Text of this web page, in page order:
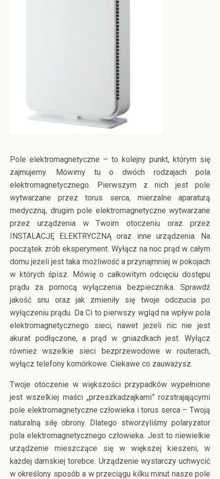
Pole elektromagnetyczne – to kolejny punkt, którym się
zajmujemy. Mówimy tu o dwóch rodzajach pola
elektromagnetycznego. Pierwszym z nich jest pole
wytwarzane przez torus serca, mierzalne aparaturą
medyczną, drugim pole elektromagnetyczne wytwarzane
przez urządzenia w Twoim otoczeniu oraz przez
INSTALACJĘ ELEKTRYCZNĄ oraz inne urządzenia. Na
początek zrób eksperyment. Wyłącz na noc prąd w całym
domu jeżeli jest taka możliwość a przynajmniej w pokojach
w których śpisz. Mówię o całkowitym odcięciu dostępu
prądu za pomocą wyłączenia bezpiecznika. Sprawdź
jakość snu oraz jak zmieniły się twoje odczucia po
wyłączeniu prądu. Da Ci to pierwszy wgląd na wpływ pola
elektromagnetycznego sieci, nawet jeżeli nic nie jest
akurat podłączone, a prąd w gniazdkach jest. Wyłącz
również wszelkie sieci bezprzewodowe w routerach,
wyłącz telefony komórkowe. Ciekawe co zauważysz.
Twoje otoczenie w większości przypadków wypełnione
jest wszelkiej maści „przeszkadzajkami” rozstrajającymi
pole elektromagnetyczne człowieka i torus serca – Twoją
naturalną siłę obrony. Dlatego stworzyliśmy polaryzator
pola elektromagnetycznego człowieka. Jest to niewielkie
urządzenie mieszczące się w większej kieszeni, w
każdej damskiej torebce. Urządzenie wystarczy uchwycić
w określony sposób a w przeciągu kilku minut nasze pole